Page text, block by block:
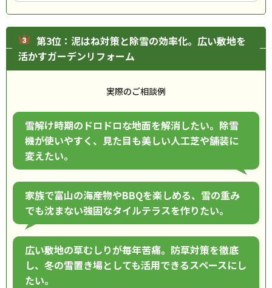
第3位：泥はね対策と除雪の効率化。広い敷地を
活かすガーデンリフォーム
実際のご相談例
雪解け時期のドロドロな地面を解消したい。除雪
機が使いやすく、見た目も美しい人工芝や舗装に
変えたい。
家族で富山の海産物やBBQを楽しめる、雪の重み
でも沈まない強固なタイルテラスを作りたい。
広い敷地の草むしりが毎年苦痛。防草対策を徹底
し、冬の雪置き場としても活用できるスペースにし
たい。